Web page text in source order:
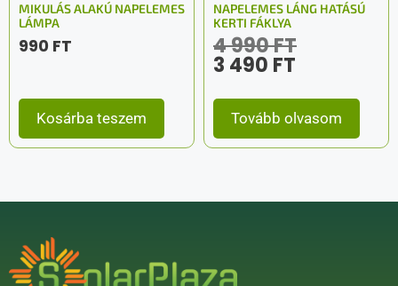
MIKULÁS ALAKÚ NAPELEMES
LÁMPA
990 FT
Kosárba teszem
NAPELEMES LÁNG HATÁSÚ
KERTI FÁKLYA
4 990FT
3 490 FT
Tovább olvasom